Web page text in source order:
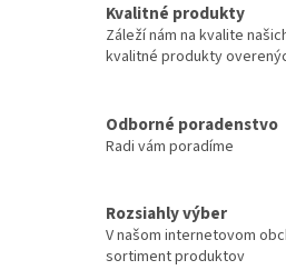
Kvalitné produkty
Záleží nám na kvalite
kvalitné produkty
Odborné poradenstvo
Radi vám poradíme
Rozsiahly výber
V našom internetovom
sortiment produktov